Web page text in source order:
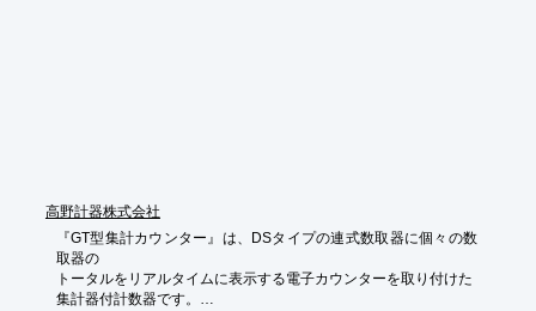
もしくはPDF資料をご覧いただくか、お気軽にお問い合わせ下さ
い。
高野計器株式会社
『GT型集計カウンター』は、DSタイプの連式数取器に個々の数
取器の
トータルをリアルタイムに表示する電子カウンターを取り付けた
集計器付計数器です。